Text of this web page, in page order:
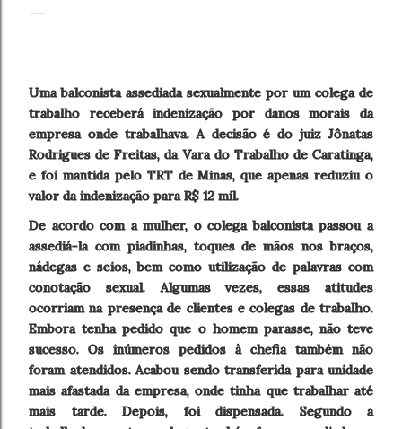
Uma balconista assediada sexualmente por um colega de
trabalho receberá indenização por danos morais da
empresa onde trabalhava. A decisão é do juiz Jônatas
Rodrigues de Freitas, da Vara do Trabalho de Caratinga,
e foi mantida pelo TRT de Minas, que apenas reduziu o
valor da indenização para R$ 12 mil.
De acordo com a mulher, o colega balconista passou a
assediá-la com piadinhas, toques de mãos nos braços,
nádegas e seios, bem como utilização de palavras com
conotação sexual. Algumas vezes, essas atitudes
ocorriam na presença de clientes e colegas de trabalho.
Embora tenha pedido que o homem parasse, não teve
sucesso. Os inúmeros pedidos à chefia também não
foram atendidos. Acabou sendo transferida para unidade
mais afastada da empresa, onde tinha que trabalhar até
mais tarde. Depois, foi dispensada. Segundo a